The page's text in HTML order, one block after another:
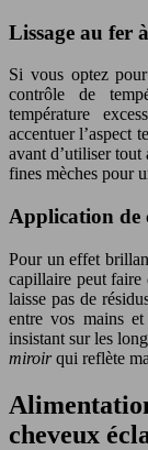
Lissage au fer
Si vous optez
contrôle de
température
accentuer l’aspect
avant d’utiliser tout
fines mèches pour
Application de
Pour un effet
capillaire peut faire
laisse pas de
entre vos mains
insistant sur les
miroirqui reflète
cheveux